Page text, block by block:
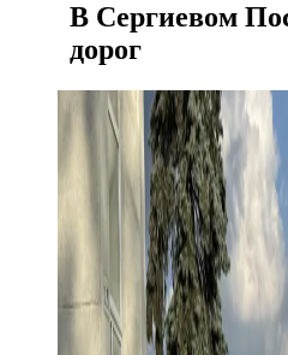
В Сергиевом
дорог